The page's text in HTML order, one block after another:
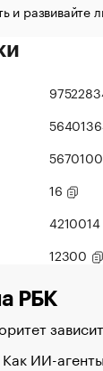
и развивайте
16
4210014
12300
РБК
ИИ-